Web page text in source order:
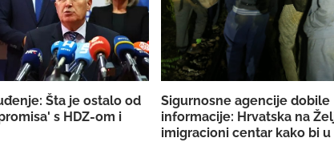
Šta je ostalo od
s HDZ-om i
Sigurnosne agencije dobile
informacije: Hrvatska na
imigracioni centar kako bi u